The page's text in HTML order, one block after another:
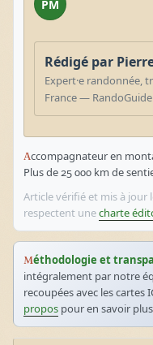
PM
Rédigé par
Expert·e randonnée,
France — RandoGuide
Accompagnateur en montagne diplômé d'État depuis 14 ans.
Plus de 25 000 km de
Article vérifié et mis à jour le 29/03/2026. Nos contenus
respectent unecharte
Méthodologie et
intégralement par notre
recoupées avec les cartes
propos pour en savoir